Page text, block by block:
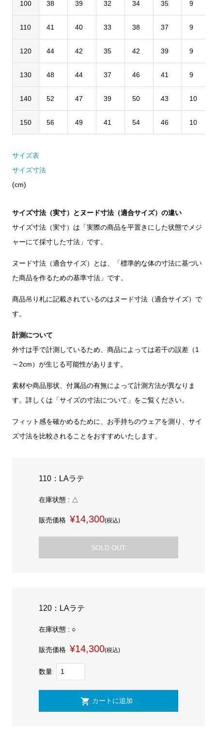
100 38 39 32 34 35 9
110 41 40 33 38 37 9
120 44 42 35 42 39 9
130 48 44 37 46 41 9
140 52 47 39 50 43 10
150 56 49 41 54 46 10
サイズ表
サイズ寸法
(cm)
サイズ寸法（実寸）とヌード寸法（適合サイズ）の違い
サイズ寸法（実寸）は「実際の商品を平置きにした状態でメジ
ャーにて採寸した寸法」です。
ヌード寸法（適合サイズ）とは、「標準的な体の寸法に基づい
た商品を作るための基準寸法」です。
商品吊り札に記載されているのはヌード寸法（適合サイズ）で
す。
計測について
外寸は手で計測しているため、商品によっては若干の誤差（1
～2cm）が生じる可能性があります。
素材や商品形状、付属品の有無によって計測方法が異なりま
す。詳しくは「サイズの寸法について」をご覧ください。
フィット感を確かめるために、お手持ちのウェアを測り、サイ
ズ寸法を比較されることをおすすめいたします。
110：LAラテ
在庫状態 : △
販売価格 ¥14,300(税込)
SOLD OUT
120：LAラテ
在庫状態 : ○
販売価格 ¥14,300(税込)
数量